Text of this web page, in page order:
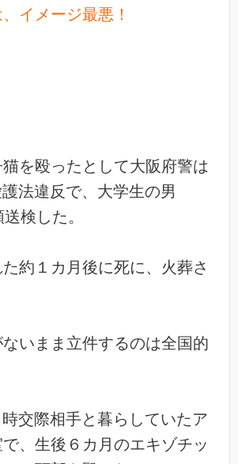
イメージ最悪！
を殴ったとして大阪府警は
法違反で、大学生の男
検した。
約１カ月後に死に、火葬さ
いまま立件するのは全国的
交際相手と暮らしていたア
、生後６カ月のエキゾチッ